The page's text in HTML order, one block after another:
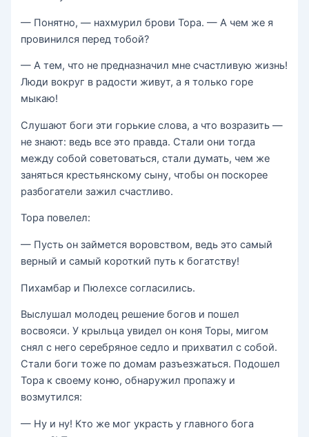
— Понятно, — нахмурил брови Тора. — А чем же я
провинился перед тобой?
— А тем, что не предназначил мне счастливую жизнь!
Люди вокруг в радости живут, а я только горе
мыкаю!
Слушают боги эти горькие слова, а что возразить —
не знают: ведь все это правда. Стали они тогда
между собой советоваться, стали думать, чем же
заняться крестьянскому сыну, чтобы он поскорее
разбогатели зажил счастливо.
Тора повелел:
— Пусть он займется воровством, ведь это самый
верный и самый короткий путь к богатству!
Пихамбар и Пюлехсе согласились.
Выслушал молодец решение богов и пошел
восвояси. У крыльца увидел он коня Торы, мигом
снял с него серебряное седло и прихватил с собой.
Стали боги тоже по домам разъезжаться. Подошел
Тора к своему коню, обнаружил пропажу и
возмутился:
— Ну и ну! Кто же мог украсть у главного бога